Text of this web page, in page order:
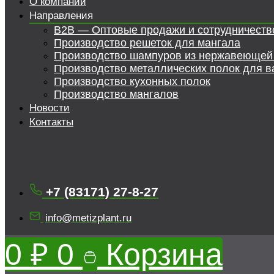
Направления
B2B — Оптовые продажи и
Производство решеток для мангала
Производство шампуров из нержавеющей
Производство металлических полок для
Производство кухонных полок
Производство мангалов
Новости
Контакты
+7 (83171) 27-8-27
info@metizplant.ru
0 ₽ 0 Корзина